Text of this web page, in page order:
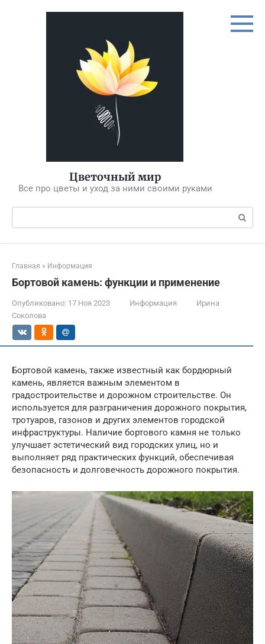
Цветочный мир
Все про цветы и уход за ними своими руками
Поиск:
Главная » Информация
Бортовой камень: функции и применение
Опубликовано: 17 Ноя 2023 Информация
Ирина
Соколова
Бортовой камень, также известный как бордюрный
камень, является важным элементом в
градостроительстве и дорожном строительстве. Он
используется для разграничения дорожного покрытия,
тротуаров, газонов и других элементов городской
инфраструктуры. Наличие бортового камня не только
улучшает эстетический вид городских улиц, но и
выполняет ряд практических функций, обеспечивая
безопасность и долговечность дорожного покрытия.